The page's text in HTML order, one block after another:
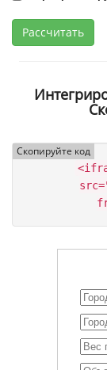
Рассчитать
Скопируйте код